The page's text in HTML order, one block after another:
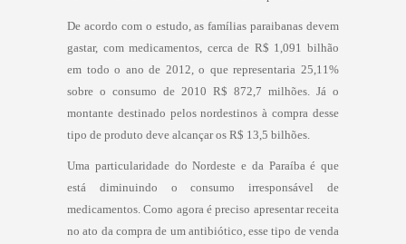
De acordo com o estudo, as famílias paraibanas devem
gastar, com medicamentos, cerca de R$ 1,091 bilhão
em todo o ano de 2012, o que representaria 25,11%
sobre o consumo de 2010 R$ 872,7 milhões. Já o
montante destinado pelos nordestinos à compra desse
tipo de produto deve alcançar os R$ 13,5 bilhões.
Uma particularidade do Nordeste e da Paraíba é que
está diminuindo o consumo irresponsável de
medicamentos. Como agora é preciso apresentar receita
no ato da compra de um antibiótico, esse tipo de venda